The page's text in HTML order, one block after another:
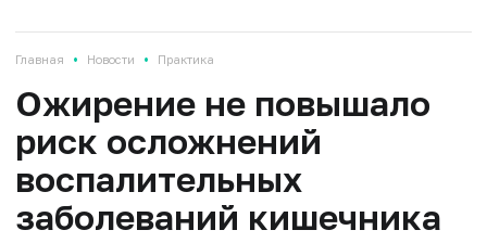
Главная • Новости • Практика
Ожирение не повышало
риск осложнений
воспалительных
заболеваний кишечника